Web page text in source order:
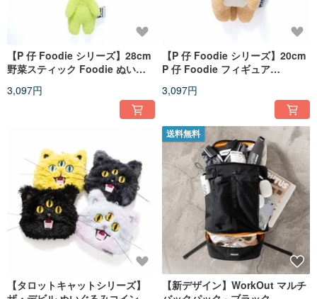
【P 仔 Foodie シリーズ】28cm
野菜スティック Foodie ぬいぐ
3,097円
【P 仔 Foodie シリーズ】20cm
P 仔 Foodie フィギュア
3,097円
【タロットキャットシリーズ】
送料無料
【新デザイン】WorkOut マルチ